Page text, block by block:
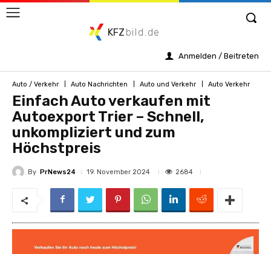
KFZ bild.de
Anmelden / Beitreten
Auto / Verkehr Auto Nachrichten Auto und Verkehr Auto Verkehr
Einfach Auto verkaufen mit
Autoexport Trier – Schnell,
unkompliziert und zum
Höchstpreis
By PrNews24 19. November 2024 2684